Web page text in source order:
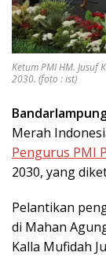
Ketum PMI HM.
2030. (foto : ist)
Merah
Pengurus PMI
2030, yang
Pelantikan
di Mahan
Kalla Mufidah